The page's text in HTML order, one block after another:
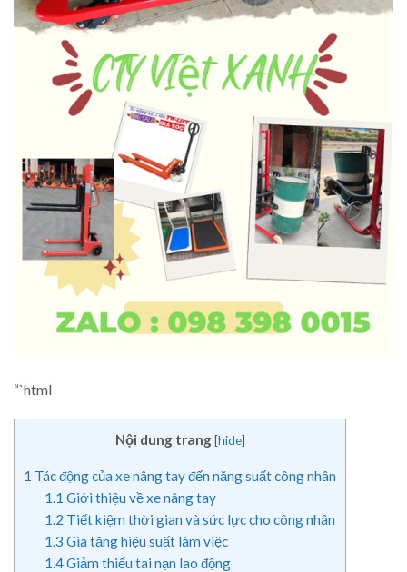
“`html
Nội dung trang [hide]
1 Tác động của xe nâng tay đến năng suất công nhân
1.1 Giới thiệu về xe nâng tay
1.2 Tiết kiệm thời gian và sức lực cho công nhân
1.3 Gia tăng hiệu suất làm việc
1.4Giảm thiểu tai nạn lao động